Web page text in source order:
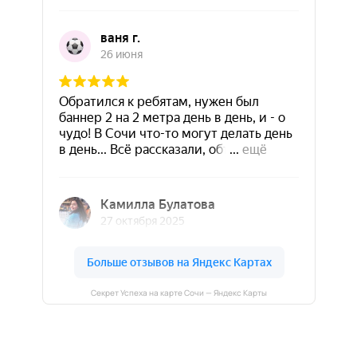
Секрет Успеха на карте Сочи — Яндекс Карты